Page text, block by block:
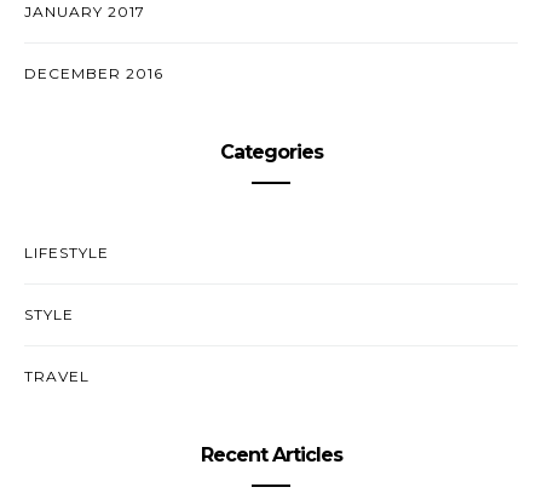
JANUARY 2017
DECEMBER 2016
Categories
LIFESTYLE
STYLE
TRAVEL
Recent Articles